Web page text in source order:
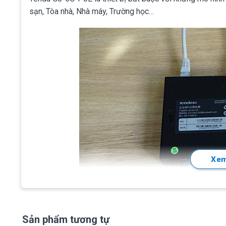
sạn, Tòa nhà, Nhà máy, Trường học…
Tính năng chính Tenda G0-5G-PoE
Sản phẩm tương tự